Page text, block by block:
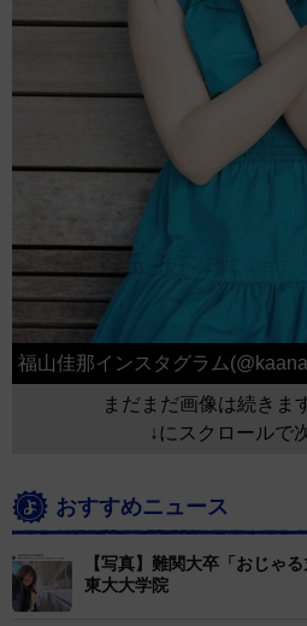
福山佳那インスタグラム
まだまだ画像は続きま
↓にスクロールで
おすすめニュース
【写真】難関大卒「おじゃ
東大大学院